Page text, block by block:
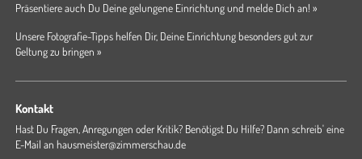
Präsentiere auch Du Deine gelungene Einrichtung und melde Dich an! »
Unsere Fotografie-Tipps helfen Dir, Deine Einrichtung besonders gut zur
Geltung zu bringen »
Kontakt
Hast Du Fragen, Anregungen oder Kritik? Benötigst Du Hilfe? Dann schreib' eine
E-Mail an hausmeister@zimmerschau.de